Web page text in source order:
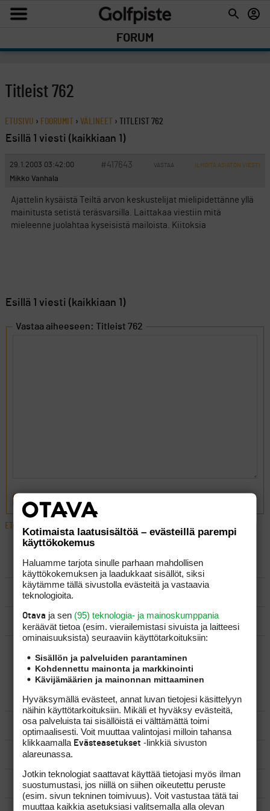
FORUM
Titleist 762
ETUSIVU › FOORUMIT › VÄLINEET › TITLEIST 762
Esillä 1 viesti (kaikkiaan 1)
29.1.2003 03:42:00 #417643 VASTAA ILMOITA ASIATON VIESTI
Mikko Vanhala
Ajattelin kysäistä Teiltä arvon keskustelijat mielipidettänne yllä
mainitusta setistä teräsvarsilla. Laittakaa viestiin mitä
mieleenne juolahtaa kyseisistä mailoista. Kiitoksia
Esillä 1 viesti (kaikkiaan 1)
Vastaa aiheeseen: Titleist 762
LÄHETÄ
ETUSIVU
LUO AIHE
SÄÄNNÖT
OHJEET
YLEISTÄ
VÄLINEET
MATKAILU
KILPAGOLF & HARJOITTELU
Kotimaista laatusisältöä – evästeillä parempi
käyttökokemus
Haluamme tarjota sinulle parhaan mahdollisen
käyttökokemuksen ja laadukkaat sisällöt, siksi
käytämme tällä sivustolla evästeitä ja vastaavia
teknologioita.
Otava ja sen (95) teknologia- ja mainoskumppania
keräävät tietoa (esim. vierailemis­tasi sivuista ja laitteesi
ominaisuuk­sista) seuraaviin käyttötarkoituksiin:
Sisällön ja palveluiden parantaminen
Kohdennettu mainonta ja markkinointi
Kävijämäärien ja mainonnan mittaaminen
Hyväksymällä evästeet, annat luvan tietojesi käsittelyyn
näihin käyttötarkoituksiin. Mikäli et hyväksy evästeitä,
osa palveluista tai sisällöistä ei välttämättä toimi
optimaalisesti. Voit muuttaa valintojasi milloin tahansa
klikkaamalla Evästeasetukset -linkkiä sivuston
alareunassa.
Jotkin teknologiat saattavat käyttää tietojasi myös ilman
suostumustasi, jos niillä on siihen oikeutettu peruste
(esim. sivun tekninen toimivuus). Voit vastustaa tätä tai
muuttaa kaikkia asetuksiasi valitsemalla alla olevan